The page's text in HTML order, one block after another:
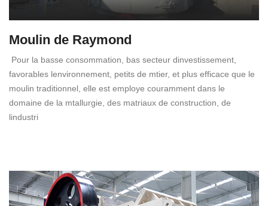
Moulin de Raymond
Pour la basse consommation, bas secteur dinvestissement,
favorables lenvironnement, petits de mtier, et plus efficace que le
moulin traditionnel, elle est employe couramment dans le
domaine de la mtallurgie, des matriaux de construction, de
lindustri